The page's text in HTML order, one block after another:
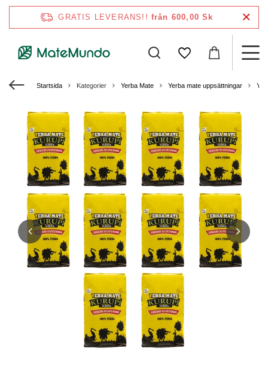
GRATIS LEVERANS!! från 600,00 Sk
Startsida Kategorier Yerba Mate Yerba mate uppsättningar